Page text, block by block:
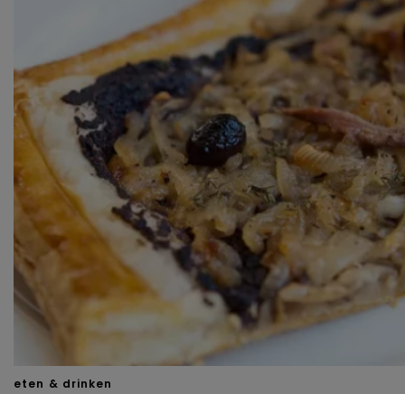
om je een optimale
gebruikerservaring te bieden. Ook plaatsen wij cookies
van derde partijen om gepersonaliseerde advertenties te
tonen en/of de inhoud van de advertenties op je
voorkeuren af te stemmen. Je kunt je voorkeuren
beheren via ‘Zelf instellen’. Klik je op ‘Accepteren en
doorgaan’ dan ga je akkoord met het gebruik van alle
cookies zoals omschreven in onzeCookieverklaring
.
Merci!
eten & drinken